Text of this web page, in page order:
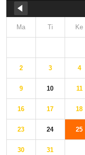
Ma Ti Ke
2 3 4
9 10 11
16 17 18
23 24 25
30 31